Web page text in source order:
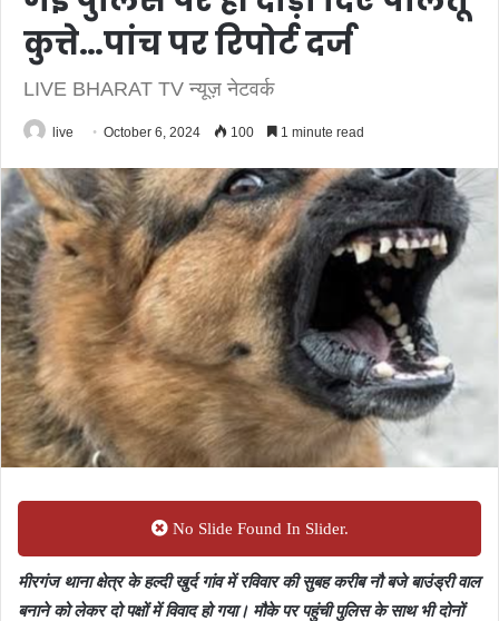
कुत्ते…पांच पर रिपोर्ट दर्ज
LIVE BHARAT TV न्यूज़ नेटवर्क
live October 6, 2024 100 1 minute read
No Slide Found In Slider.
मीरगंज थाना क्षेत्र के हल्दी खुर्द गांव में रविवार की सुबह करीब नौ बजे बाउंड्री वाल
बनाने को लेकर दो पक्षों में विवाद हो गया। मौके पर पहुंची पुलिस के साथ भी दोनों